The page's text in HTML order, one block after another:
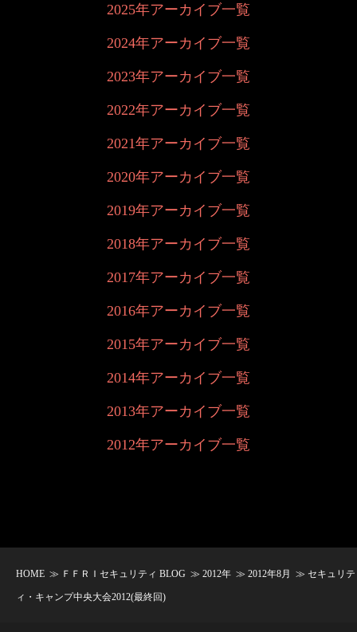
2025年アーカイブ一覧
2024年アーカイブ一覧
2023年アーカイブ一覧
2022年アーカイブ一覧
2021年アーカイブ一覧
2020年アーカイブ一覧
2019年アーカイブ一覧
2018年アーカイブ一覧
2017年アーカイブ一覧
2016年アーカイブ一覧
2015年アーカイブ一覧
2014年アーカイブ一覧
2013年アーカイブ一覧
2012年アーカイブ一覧
HOME ≫ ＦＦＲＩセキュリティ BLOG ≫ 2012年 ≫ 2012年8月 ≫ セキュリテ
ィ・キャンプ中央大会2012(最終回)